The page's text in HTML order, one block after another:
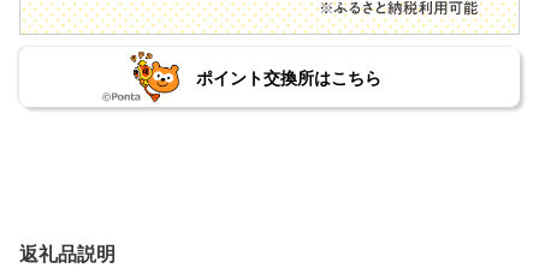
ポイント交換所はこちら
返礼品説明